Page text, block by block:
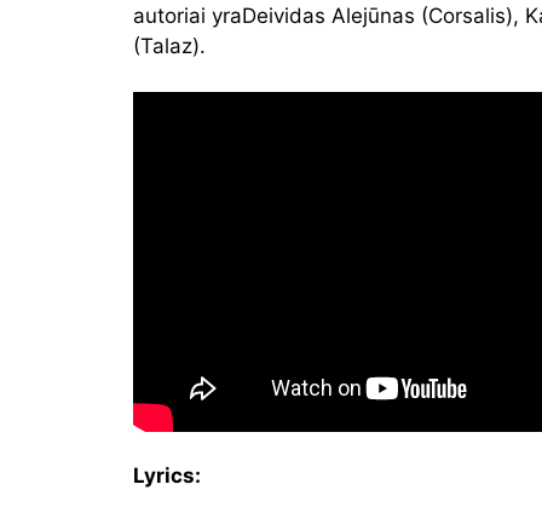
autoriai yraDeividas Alejūnas (Corsalis),
(Talaz).
Lyrics: